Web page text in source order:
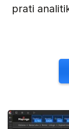
prati